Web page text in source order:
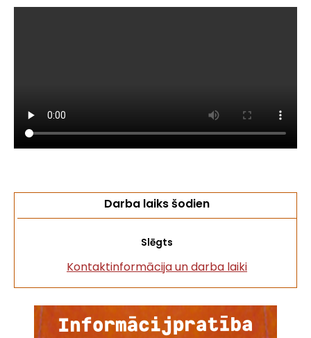
Darba laiks šodien
Slēgts
Kontaktinformācija un darba laiki